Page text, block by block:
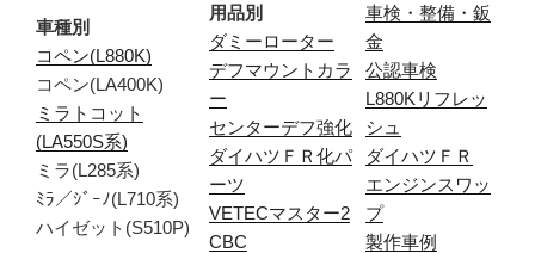
車種別
コペン(L880K)
コペン(LA400K)
ミラトコット
(LA550S系)
ミラ(L285系)
ﾐﾗ／ｼﾞｰﾉ(L710系)
ハイゼット(S510P)
用品別
ダミーローター
デフマウントカラ
ー
センターデフ強化
ダイハツＦＲ化パ
ーツ
VETECマスター2
CBC
車検・整備・鈑
金
公認車検
L880Kリフレッ
シュ
ダイハツＦＲ
エンジンスワッ
プ
製作車例